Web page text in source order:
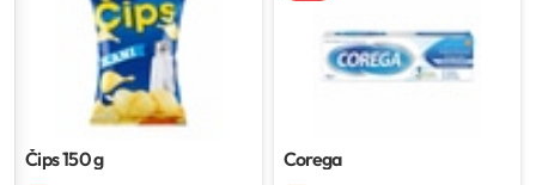
Čips150 g Corega